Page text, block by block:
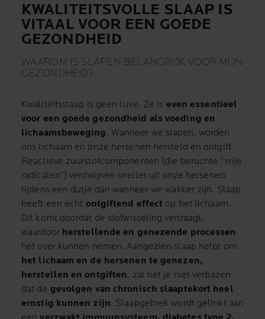
KWALITEITSVOLLE SLAAP IS
VITAAL VOOR EEN GOEDE
GEZONDHEID
WAAROM IS SLAPEN BELANGRIJK VOOR MIJN
GEZONDHEID?
Kwaliteitsslaap is geen luxe. Ze is even essentieel
voor een goede gezondheid als voeding en
lichaamsbeweging. Wanneer we slapen, worden
ons lichaam en onze hersenen hersteld en ontgift.
Reactieve zuurstofcomponenten (die beruchte “vrije
radicalen”) verdwijnen sneller uit onze hersenen
tijdens een dutje dan wanneer we wakker zijn. Slaap
heeft een echt ontgiftend effect op het lichaam.
Dit komt doordat de stofwisseling vertraagt,
waardoor herstellende en genezende processen
het over kunnen nemen. Aangezien slaap helpt om
het lichaam en de hersenen te genezen,
herstellen en ontgiften, zal het je niet verbazen
dat de gevolgen van chronisch slaaptekort heel
ernstig kunnen zijn. Slaapgebrek wordt gelinkt aan